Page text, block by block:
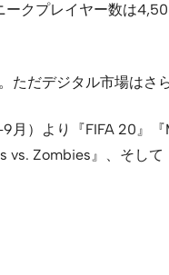
ークプレイヤー数は
だデジタル市場はさ
）より『FIFA 20』
Zombies』、そし